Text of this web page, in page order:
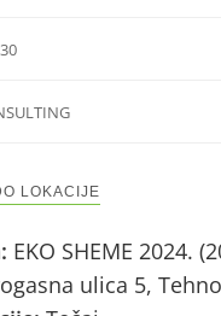
LOKACIJE
EKO SHEME 2024.
ulica 5,